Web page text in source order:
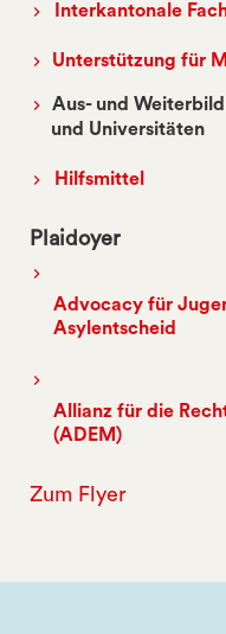
Interkantonale
Unterstützung für
Aus- und
und Universitäten
Hilfsmittel
Plaidoyer
Advocacy für
Asylentscheid
Allianz für die
(ADEM)
Zum Flyer